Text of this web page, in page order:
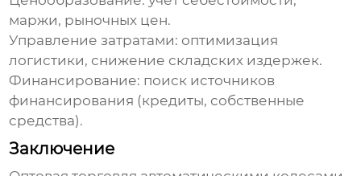
маржи, рыночных цен.
Управление затратами: оптимизация
логистики, снижение складских издержек.
Финансирование: поиск источников
финансирования (кредиты, собственные
средства).
Заключение